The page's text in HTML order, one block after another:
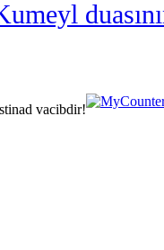
vacibdir!